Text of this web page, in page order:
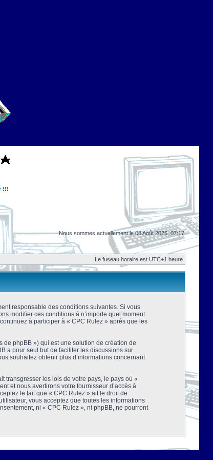
!!!
Nous sommes actuellement le 08 Août 2026, 07:17
Le fuseau horaire est UTC+1 heure
responsable des conditions suivantes. Si vous
modifier ces conditions à n’importe quel moment
à participer à « CPC Rulez » après que les
de phpBB ») qui est une solution de création de
a pour seul but de faciliter les discussions sur
souhaitez obtenir plus d’informations concernant
transgresser les lois de votre pays, le pays où «
et nous avertirons votre fournisseur d’accès à
le fait que « CPC Rulez » ait le droit de
vous acceptez que toutes les informations
ni « CPC Rulez », ni phpBB, ne pourront